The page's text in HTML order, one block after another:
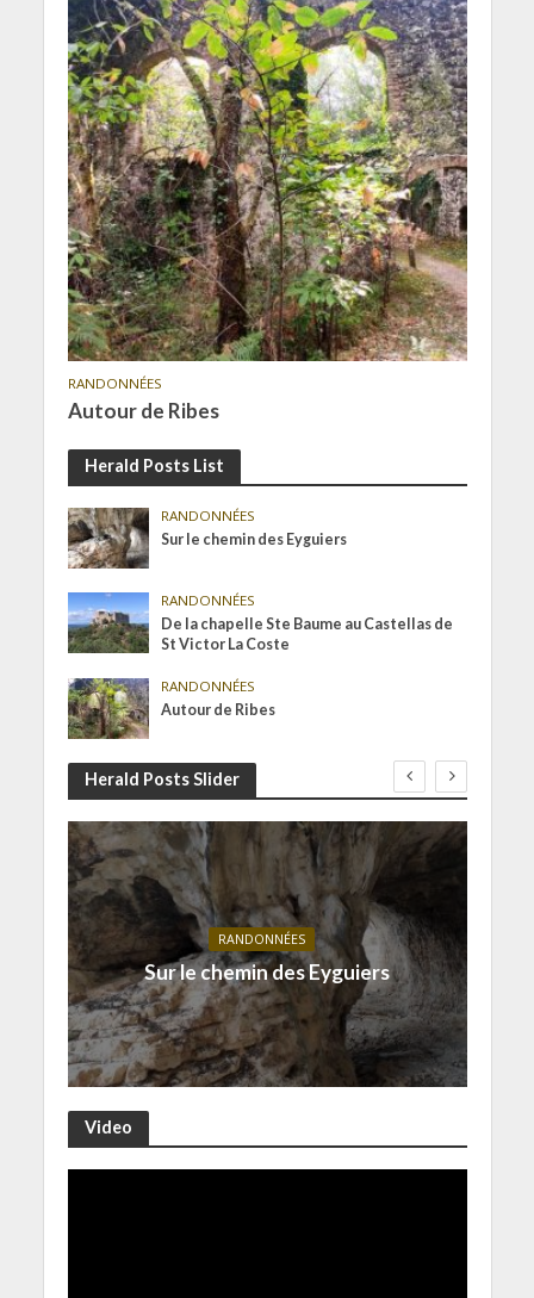
RANDONNÉES
Autour de Ribes
Herald Posts List
RANDONNÉES
Sur le chemin des Eyguiers
RANDONNÉES
De la chapelle Ste Baume au Castellas de
St Victor La Coste
RANDONNÉES
Autour de Ribes
Herald Posts Slider
RANDONNÉES
Sur le chemin des Eyguiers
Video